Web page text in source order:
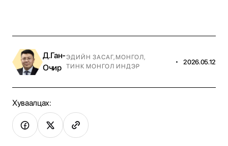
Д.Ган-
Очир
ЭДИЙН ЗАСАГ, МОНГОЛ,
ТИНК МОНГОЛ ИНДЭР
• 2026.05.12
Хуваалцах: